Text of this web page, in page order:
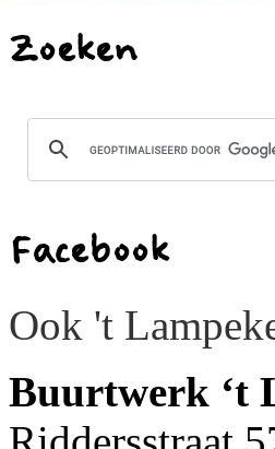
Zoeken
Facebook
Ook 't
Buurtwerk ‘t